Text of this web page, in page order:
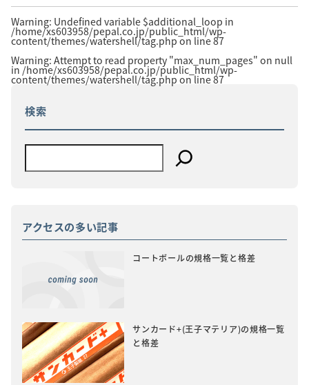
Warning: Undefined variable $additional_loop in
/home/xs603958/pepal.co.jp/public_html/wp-
content/themes/watershell/tag.phpon line87
Warning: Attempt to read property "max_num_pages" on null
in /home/xs603958/pepal.co.jp/public_html/wp-
content/themes/watershell/tag.php on line87
検索
アクセスの多い記事
コートボールの規格一覧と格差
サンカード+(王子マテリア)の規格一覧
と格差